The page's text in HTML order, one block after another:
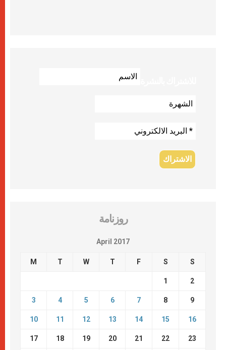
روزنامة
April 2017
M T W T F S S
1 2
3 4 5 6 7 8 9
10 11 12 13 14 15 16
17 18 19 20 21 22 23